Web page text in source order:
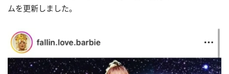
ムを更新しました。